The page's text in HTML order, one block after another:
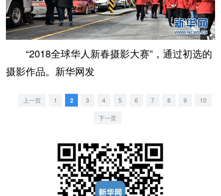
“2018全球华人新春摄影大赛”，通过初选的
摄影作品。新华网发
上一页 1 2 3 4 5 6 7 8 9 10
下一页